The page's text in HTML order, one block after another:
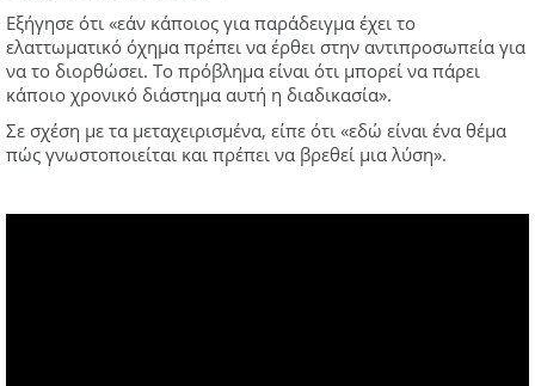
Εξήγησε ότι «εάν κάποιος για παράδειγμα έχει το
ελαττωματικό όχημα πρέπει να έρθει στην αντιπροσωπεία για
να το διορθώσει. Το πρόβλημα είναι ότι μπορεί να πάρει
κάποιο χρονικό διάστημα αυτή η διαδικασία».
Σε σχέση με τα μεταχειρισμένα, είπε ότι «εδώ είναι ένα θέμα
πώς γνωστοποιείται και πρέπει να βρεθεί μια λύση».